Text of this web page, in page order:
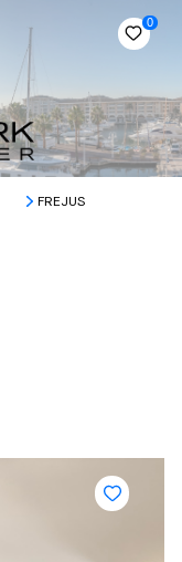
0
FREJUS